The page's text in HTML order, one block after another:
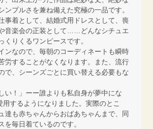
ンプルさを兼ね備えた究極の一品です。
事着として、結婚式用ドレスとして、喪
音楽会の正装として……どんなシチュエ
くりくるワンピースです。
ンなので、毎朝のコーディネートも瞬時
労することがなくなります。また、流行
で、シーンズごとに買い替える必要もな
い！」ーー誰よりも私自身が夢中にな
用するようになりました。実際のとこ
達も赤ちゃんからおばあちゃんまで、同
を毎日着ているのです。